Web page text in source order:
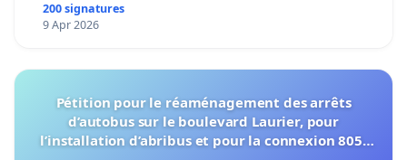
200 signatures
9 Apr 2026
Pétition pour le réaménagement des arrêts
d’autobus sur le boulevard Laurier, pour
l’installation d’abribus et pour la connexion 805-